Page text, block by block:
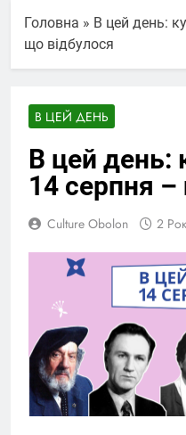
Головна » В цей день:
що відбулося
В ЦЕЙ ДЕНЬ
В цей день:
14 серпня
Culture Obolon 2